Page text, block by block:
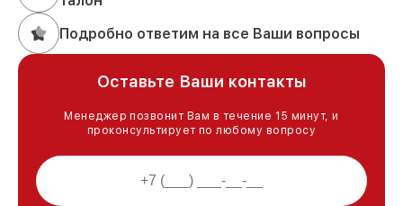
Подробно ответим на все Ваши вопросы
Оставьте Ваши контакты
Менеджер позвонит Вам в течение 15 минут, и
проконсультирует по любому вопросу